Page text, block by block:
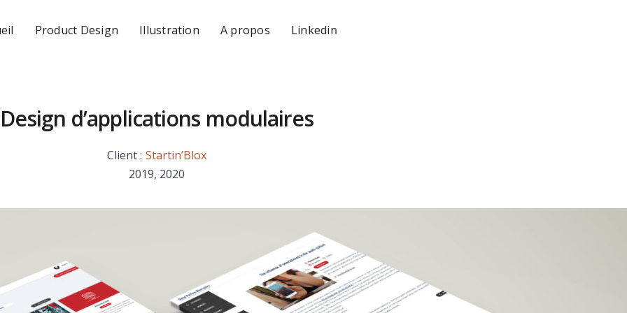
Product Design Illustration A propos Linkedin
Design d’applications modulaires
Client : Startin’Blox
2019, 2020